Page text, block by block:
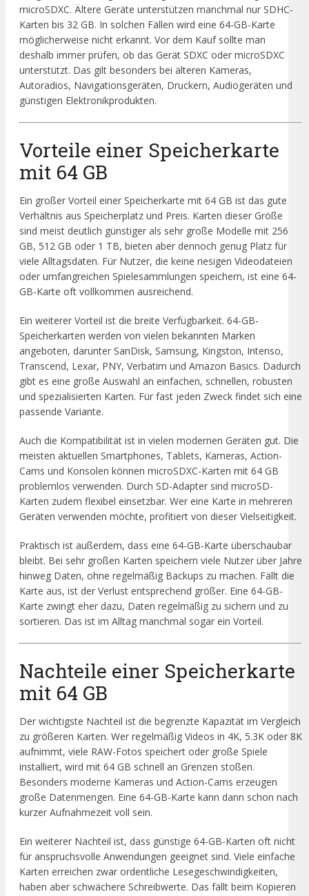
microSDXC. Ältere Geräte unterstützen manchmal nur SDHC-
Karten bis 32 GB. In solchen Fällen wird eine 64-GB-Karte
möglicherweise nicht erkannt. Vor dem Kauf sollte man
deshalb immer prüfen, ob das Gerät SDXC oder microSDXC
unterstützt. Das gilt besonders bei älteren Kameras,
Autoradios, Navigationsgeräten, Druckern, Audiogeräten und
günstigen Elektronikprodukten.
Vorteile einer Speicherkarte
mit 64 GB
Ein großer Vorteil einer Speicherkarte mit 64 GB ist das gute
Verhältnis aus Speicherplatz und Preis. Karten dieser Größe
sind meist deutlich günstiger als sehr große Modelle mit 256
GB, 512 GB oder 1 TB, bieten aber dennoch genug Platz für
viele Alltagsdaten. Für Nutzer, die keine riesigen Videodateien
oder umfangreichen Spielesammlungen speichern, ist eine 64-
GB-Karte oft vollkommen ausreichend.
Ein weiterer Vorteil ist die breite Verfügbarkeit. 64-GB-
Speicherkarten werden von vielen bekannten Marken
angeboten, darunter SanDisk, Samsung, Kingston, Intenso,
Transcend, Lexar, PNY, Verbatim und Amazon Basics. Dadurch
gibt es eine große Auswahl an einfachen, schnellen, robusten
und spezialisierten Karten. Für fast jeden Zweck findet sich eine
passende Variante.
Auch die Kompatibilität ist in vielen modernen Geräten gut. Die
meisten aktuellen Smartphones, Tablets, Kameras, Action-
Cams und Konsolen können microSDXC-Karten mit 64 GB
problemlos verwenden. Durch SD-Adapter sind microSD-
Karten zudem flexibel einsetzbar. Wer eine Karte in mehreren
Geräten verwenden möchte, profitiert von dieser Vielseitigkeit.
Praktisch ist außerdem, dass eine 64-GB-Karte überschaubar
bleibt. Bei sehr großen Karten speichern viele Nutzer über Jahre
hinweg Daten, ohne regelmäßig Backups zu machen. Fällt die
Karte aus, ist der Verlust entsprechend größer. Eine 64-GB-
Karte zwingt eher dazu, Daten regelmäßig zu sichern und zu
sortieren. Das ist im Alltag manchmal sogar ein Vorteil.
Nachteile einer Speicherkarte
mit 64 GB
Der wichtigste Nachteil ist die begrenzte Kapazität im Vergleich
zu größeren Karten. Wer regelmäßig Videos in 4K, 5.3K oder 8K
aufnimmt, viele RAW-Fotos speichert oder große Spiele
installiert, wird mit 64 GB schnell an Grenzen stoßen.
Besonders moderne Kameras und Action-Cams erzeugen
große Datenmengen. Eine 64-GB-Karte kann dann schon nach
kurzer Aufnahmezeit voll sein.
Ein weiterer Nachteil ist, dass günstige 64-GB-Karten oft nicht
für anspruchsvolle Anwendungen geeignet sind. Viele einfache
Karten erreichen zwar ordentliche Lesegeschwindigkeiten,
haben aber schwächere Schreibwerte. Das fällt beim Kopieren